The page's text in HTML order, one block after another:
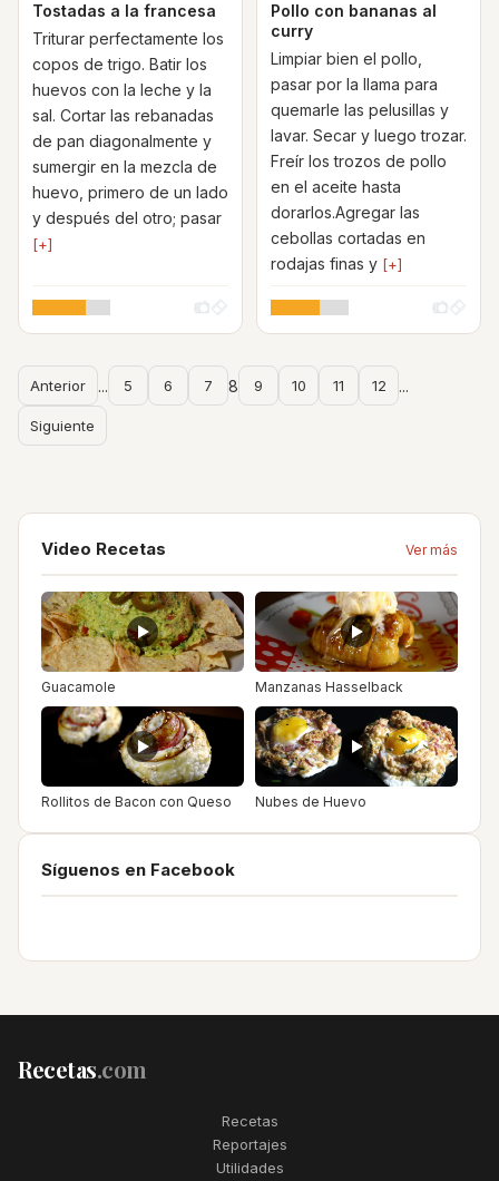
Tostadas a la francesa
Triturar perfectamente los
copos de trigo. Batir los
huevos con la leche y la
sal. Cortar las rebanadas
de pan diagonalmente y
sumergir en la mezcla de
huevo, primero de un lado
y después del otro; pasar
[+]
Pollo con bananas al
curry
Limpiar bien el pollo,
pasar por la llama para
quemarle las pelusillas y
lavar. Secar y luego trozar.
Freír los trozos de pollo
en el aceite hasta
dorarlos.Agregar las
cebollas cortadas en
rodajas finas y [+]
Anterior ... 5 6 7 8 9 10 11 12 ...
Siguiente
Video Recetas Ver más
Guacamole Manzanas Hasselback
Rollitos de Bacon con Queso Nubes de Huevo
Síguenos en Facebook
Recetas.com
Recetas
Reportajes
Utilidades